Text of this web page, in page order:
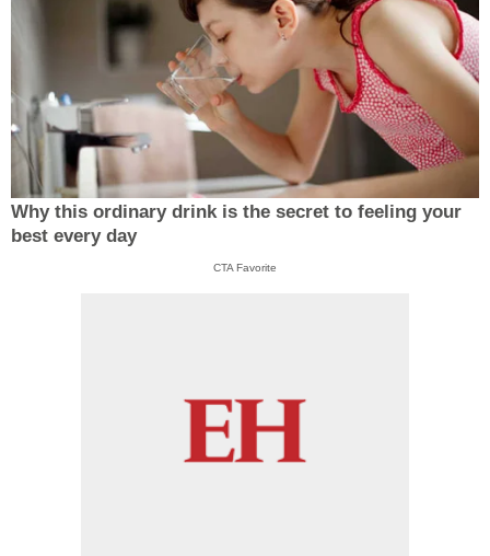
Why this ordinary drink is the secret to feeling your
best every day
CTA Favorite